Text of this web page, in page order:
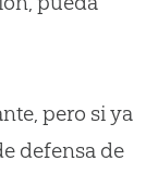
pero si ya
defensa de